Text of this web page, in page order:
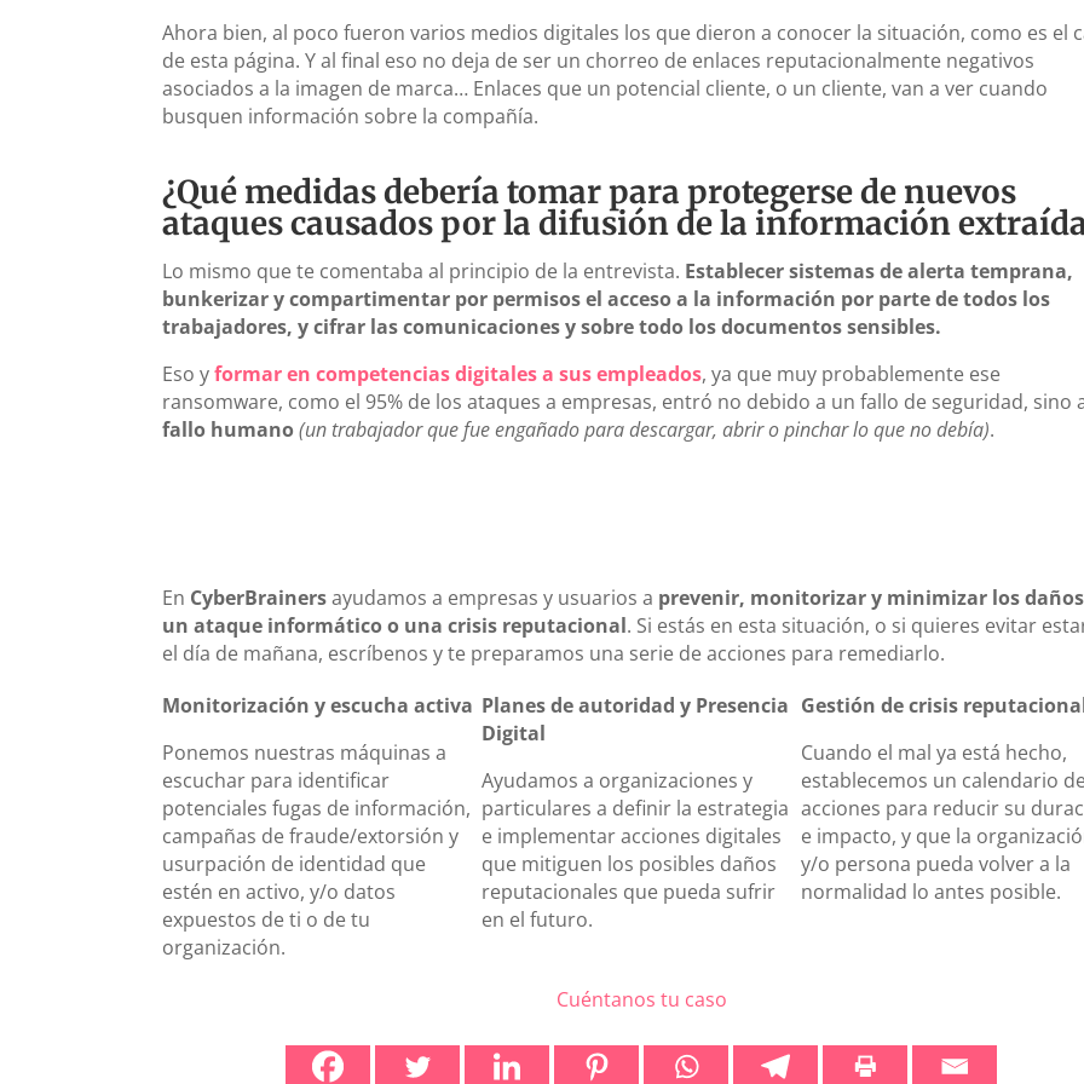
Ahora bien, al poco fueron varios medios digitales los que dieron a conocer la situación, como es el
de esta página. Y al final eso no deja de ser un chorreo de enlaces reputacionalmente negativos
asociados a la imagen de marca… Enlaces que un potencial cliente, o un cliente, van a ver cuando
busquen información sobre la compañía.
¿Qué medidas debería tomar para protegerse de nuevos
ataques causados por la difusión de la información
Lo mismo que te comentaba al principio de la entrevista. Establecer sistemas de alerta temprana,
bunkerizar y compartimentar por permisos el acceso a la información por parte de todos los
trabajadores, y cifrar las comunicaciones y sobre todo los documentos sensibles.
Eso yformar en competencias digitales a sus empleados, ya que muy probablemente ese
ransomware, como el 95% de los ataques a empresas, entró no debido a un fallo de seguridad, sino
fallo humano(un trabajador que fue engañado para descargar, abrir o pinchar lo que no debía).
En CyberBrainersayudamos a empresas y usuarios a prevenir, monitorizar y minimizar los
un ataque informático o una crisis reputacional. Si estás en esta situación, o si quieres evitar
el día de mañana, escríbenos y te preparamos una serie de acciones para remediarlo.
Monitorización y escucha activa
Ponemos nuestras máquinas a
escuchar para identificar
potenciales fugas de información,
campañas de fraude/extorsión y
usurpación de identidad que
estén en activo, y/o datos
expuestos de ti o de tu
organización.
Planes de autoridad y Presencia
Digital
Ayudamos a organizaciones y
particulares a definir la estrategia
e implementar acciones digitales
que mitiguen los posibles daños
reputacionales que pueda sufrir
en el futuro.
Gestión de crisis
Cuando el mal ya está hecho,
establecemos un calendario
acciones para reducir su
e impacto, y que la
y/o persona pueda volver a la
normalidad lo antes posible.
Cuéntanos tu caso